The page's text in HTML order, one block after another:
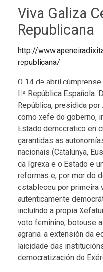
Viva Galiza
Republicana
http://
republicana/
O 14 de abril
IIª República Española.
República, presidida
como xefe do goberno,
Estado democrático en
garantidas as
nacionais (Catalunya,
da Igrexa e o Estado e
reformas e, por mor do
estableceu por primeira
autenticamente
incluíndo a propia
voto feminino, botouse
agraria, a extensión da
laicidade das
democratización do